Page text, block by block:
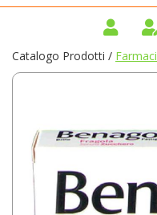
Catalogo Prodotti / Farmaci